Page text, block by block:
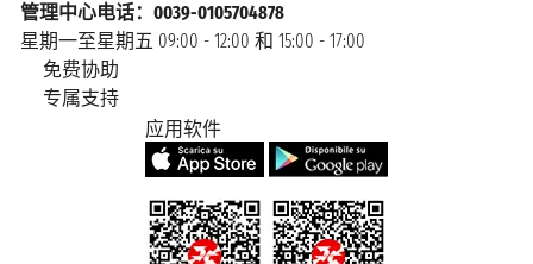
管理中心电话：0039-0105704878
星期一至星期五 09:00 - 12:00 和 15:00 - 17:00
免费协助
专属支持
应用软件